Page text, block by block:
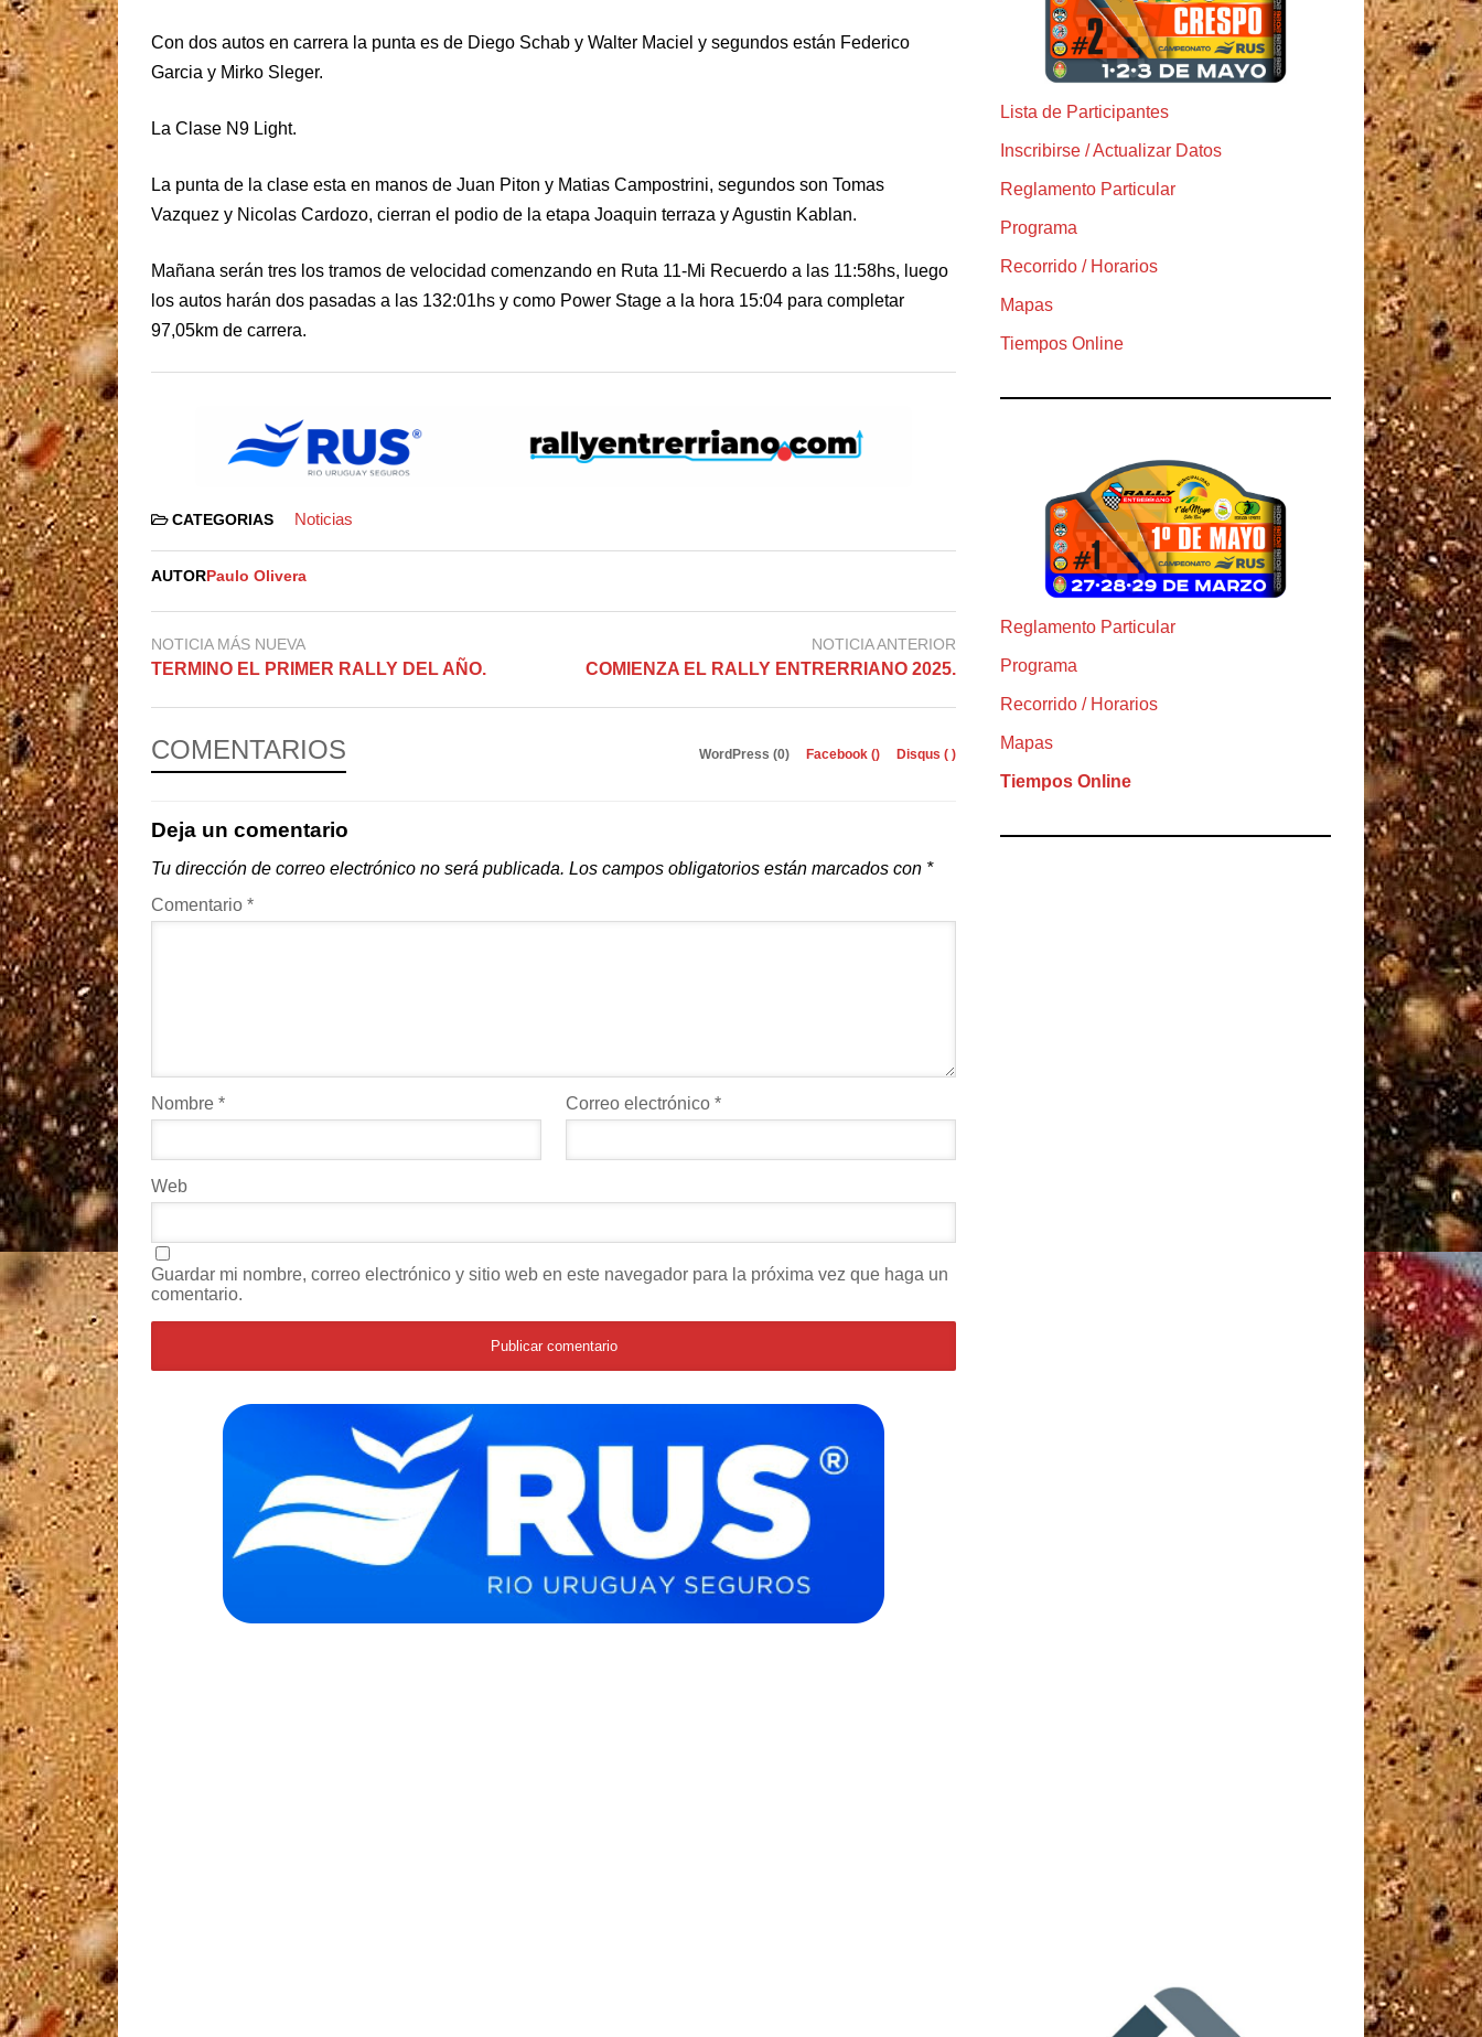
Con dos autos en carrera la punta es de Diego Schab y Walter Maciel y segundos están Federico
Garcia y Mirko Sleger.
La Clase N9 Light.
La punta de la clase esta en manos de Juan Piton y Matias Campostrini, segundos son Tomas
Vazquez y Nicolas Cardozo, cierran el podio de la etapa Joaquin terraza y Agustin Kablan.
Mañana serán tres los tramos de velocidad comenzando en Ruta 11-Mi Recuerdo a las 11:58hs, luego
los autos harán dos pasadas a las 132:01hs y como Power Stage a la hora 15:04 para completar
97,05km de carrera.
CATEGORIAS Noticias
AUTOR Paulo Olivera
NOTICIA MÁS NUEVA
TERMINO EL PRIMER RALLY DEL AÑO.
NOTICIA ANTERIOR
COMIENZA EL RALLY ENTRERRIANO 2025.
COMENTARIOS WordPress (0) Facebook () Disqus ( )
Deja un comentario
Tu dirección de correo electrónico no será publicada. Los campos obligatorios están marcados con *
Comentario *
Nombre * Correo electrónico *
Web
Guardar mi nombre, correo electrónico y sitio web en este navegador para la próxima vez que haga un
comentario.
Lista de Participantes
Inscribirse / Actualizar Datos
Reglamento Particular
Programa
Recorrido / Horarios
Mapas
Tiempos Online
Reglamento Particular
Programa
Recorrido / Horarios
Mapas
Tiempos Online